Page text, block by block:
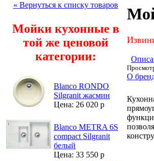
« Вернуться к списку товаров
Мойки кухонные в
той же ценовой
категории:
Blanco RONDO
Silgranit жасмин
Цена: 26 020 р
Blanco METRA 6S
compact Silgranit
белый
Цена: 33 550 р
О